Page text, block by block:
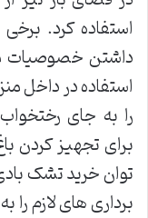
استفاده کرد.
داشتن خصوصیات
استفاده در داخل
را به جای
برای تجهیز کردن
توان خرید تشک
برداری های لازم